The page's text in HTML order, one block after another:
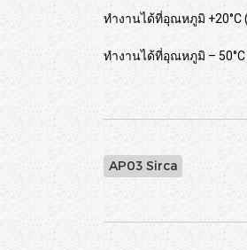
ทำงานได้ที่อุณหภูมิ +20°C
ทำงานได้ที่อุณหภูมิ – 50°C
AP03 Sirca